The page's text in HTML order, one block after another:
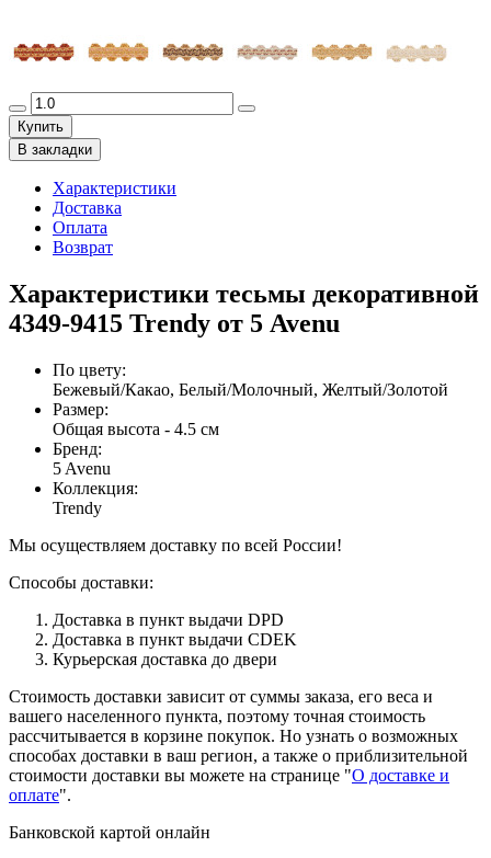
Купить
В закладки
Характеристики
Доставка
Оплата
Возврат
Характеристики тесьмы декоративной
4349-9415 Trendy от 5 Avenu
По цвету:
Бежевый/Какао, Белый/Молочный, Желтый/Золотой
Размер:
Общая высота - 4.5 см
Бренд:
5 Avenu
Коллекция:
Trendy
Мы осуществляем доставку по всей России!
Способы доставки:
Доставка в пункт выдачи DPD
Доставка в пункт выдачи CDEK
Курьерская доставка до двери
Стоимость доставки зависит от суммы заказа, его веса и
вашего населенного пункта, поэтому точная стоимость
рассчитывается в корзине покупок. Но узнать о возможных
способах доставки в ваш регион, а также о приблизительной
стоимости доставки вы можете на странице "О доставке и
оплате".
Банковской картой онлайн